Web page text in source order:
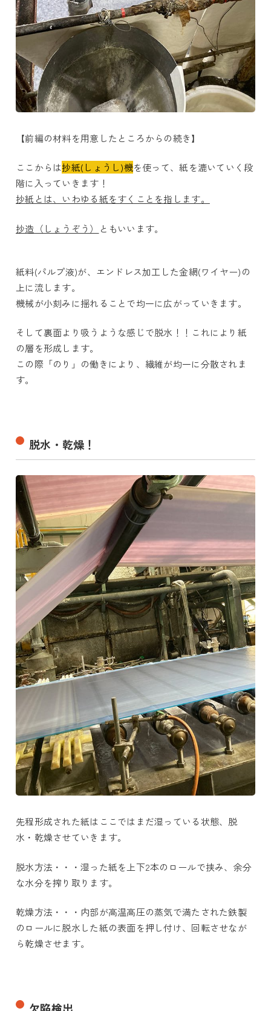
【前編の材料を用意したところからの続き】
ここからは抄紙(しょうし)機を使って、紙を漉いていく段
階に入っていきます！
抄紙とは、いわゆる紙をすくことを指します。
抄造（しょうぞう） ともいいます。
紙料(パルプ液)が、エンドレス加工した金網(ワイヤー)の
上に流します。
機械が小刻みに揺れることで均一に広がっていきます。
そして裏面より吸うような感じで脱水！！これにより紙
の層を形成します。
この際「のり」の働きにより、繊維が均一に分散されま
す。
脱水・乾燥！
先程形成された紙はここではまだ湿っている状態、脱
水・乾燥させていきます。
脱水方法・・・湿った紙を上下2本のロールで挟み、余分
な水分を搾り取ります。
乾燥方法・・・内部が高温高圧の蒸気で満たされた鉄製
のロールに脱水した紙の表面を押し付け、回転させなが
ら乾燥させます。